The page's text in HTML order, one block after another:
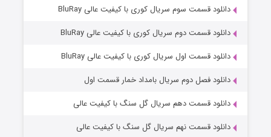
مردگان متحرک: شهر مرده ۳
قسمت2 (زیرنویس) منتشر شد
دانلود قسمت سوم سریال کوری با کیفیت عالی BluRay
دانلود قسمت دوم سریال کوری با کیفیت عالی BluRay
دانلود قسمت اول سریال کوری با کیفیت عالی BluRay
دانلود فصل دوم سریال بامداد خمار قسمت اول
دانلود قسمت دهم سریال گل سنگ با کیفیت عالی
دانلود قسمت نهم سریال گل سنگ با کیفیت عالی